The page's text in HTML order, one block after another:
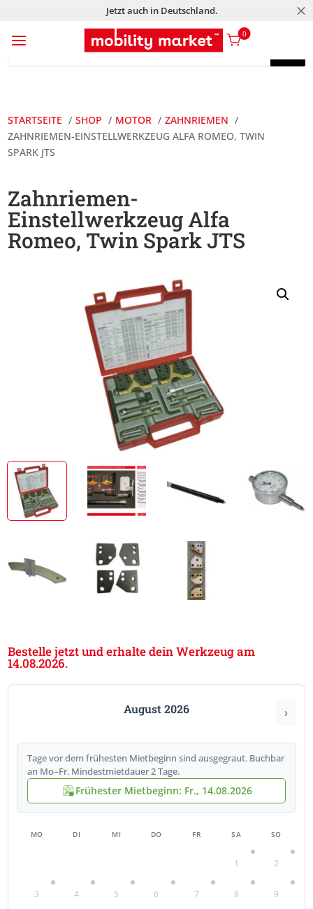
Jetzt auch in Deutschland. M
a 0
Products
Products
STARTSEITE SHOP MOTOR
ZAHNRIEMEN
ZAHNRIEMEN-EINSTELLWERKZEUG ALFA ROMEO, TWIN
SPARK JTS
Zahnriemen-
Einstellwerkzeug Alfa
Romeo, Twin Spark JTS
Bestelle jetzt und erhalte dein Werkzeug am
14.08.2026.
August 2026 ›
Tage vor dem frühesten Mietbeginn sind ausgegraut. Buchbar
an Mo–Fr. Mindestmietdauer 2 Tage.
Frühester Mietbeginn: Fr., 14.08.2026
MO DI MI DO FR SA SO
1 2
3 4 5 6 7 8 9